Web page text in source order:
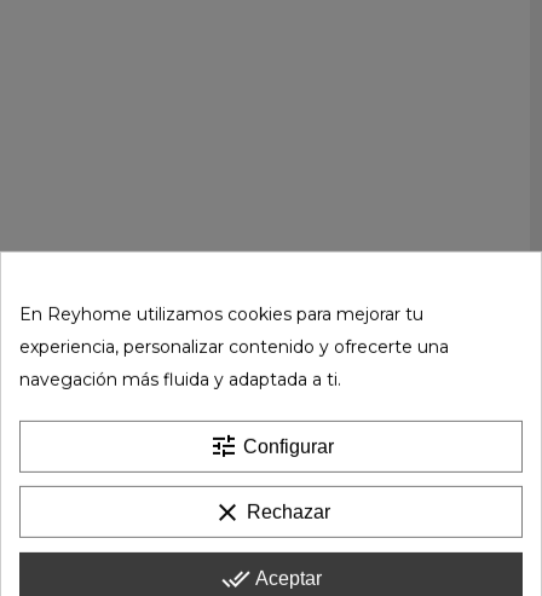
En Reyhome utilizamos cookies para mejorar tu
experiencia, personalizar contenido y ofrecerte una
navegación más fluida y adaptada a ti.
tune Configurar
clear Rechazar
done_all Aceptar